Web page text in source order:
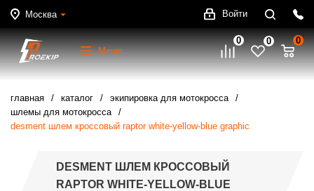
Москва Войти
Меню
0 0 0
главная каталог
экипировка для мотокросса
шлемы для мотокросса
desment шлем кроссовый raptor white-yellow-blue graphic
DESMENT ШЛЕМ КРОССОВЫЙ
RAPTOR WHITE-YELLOW-BLUE